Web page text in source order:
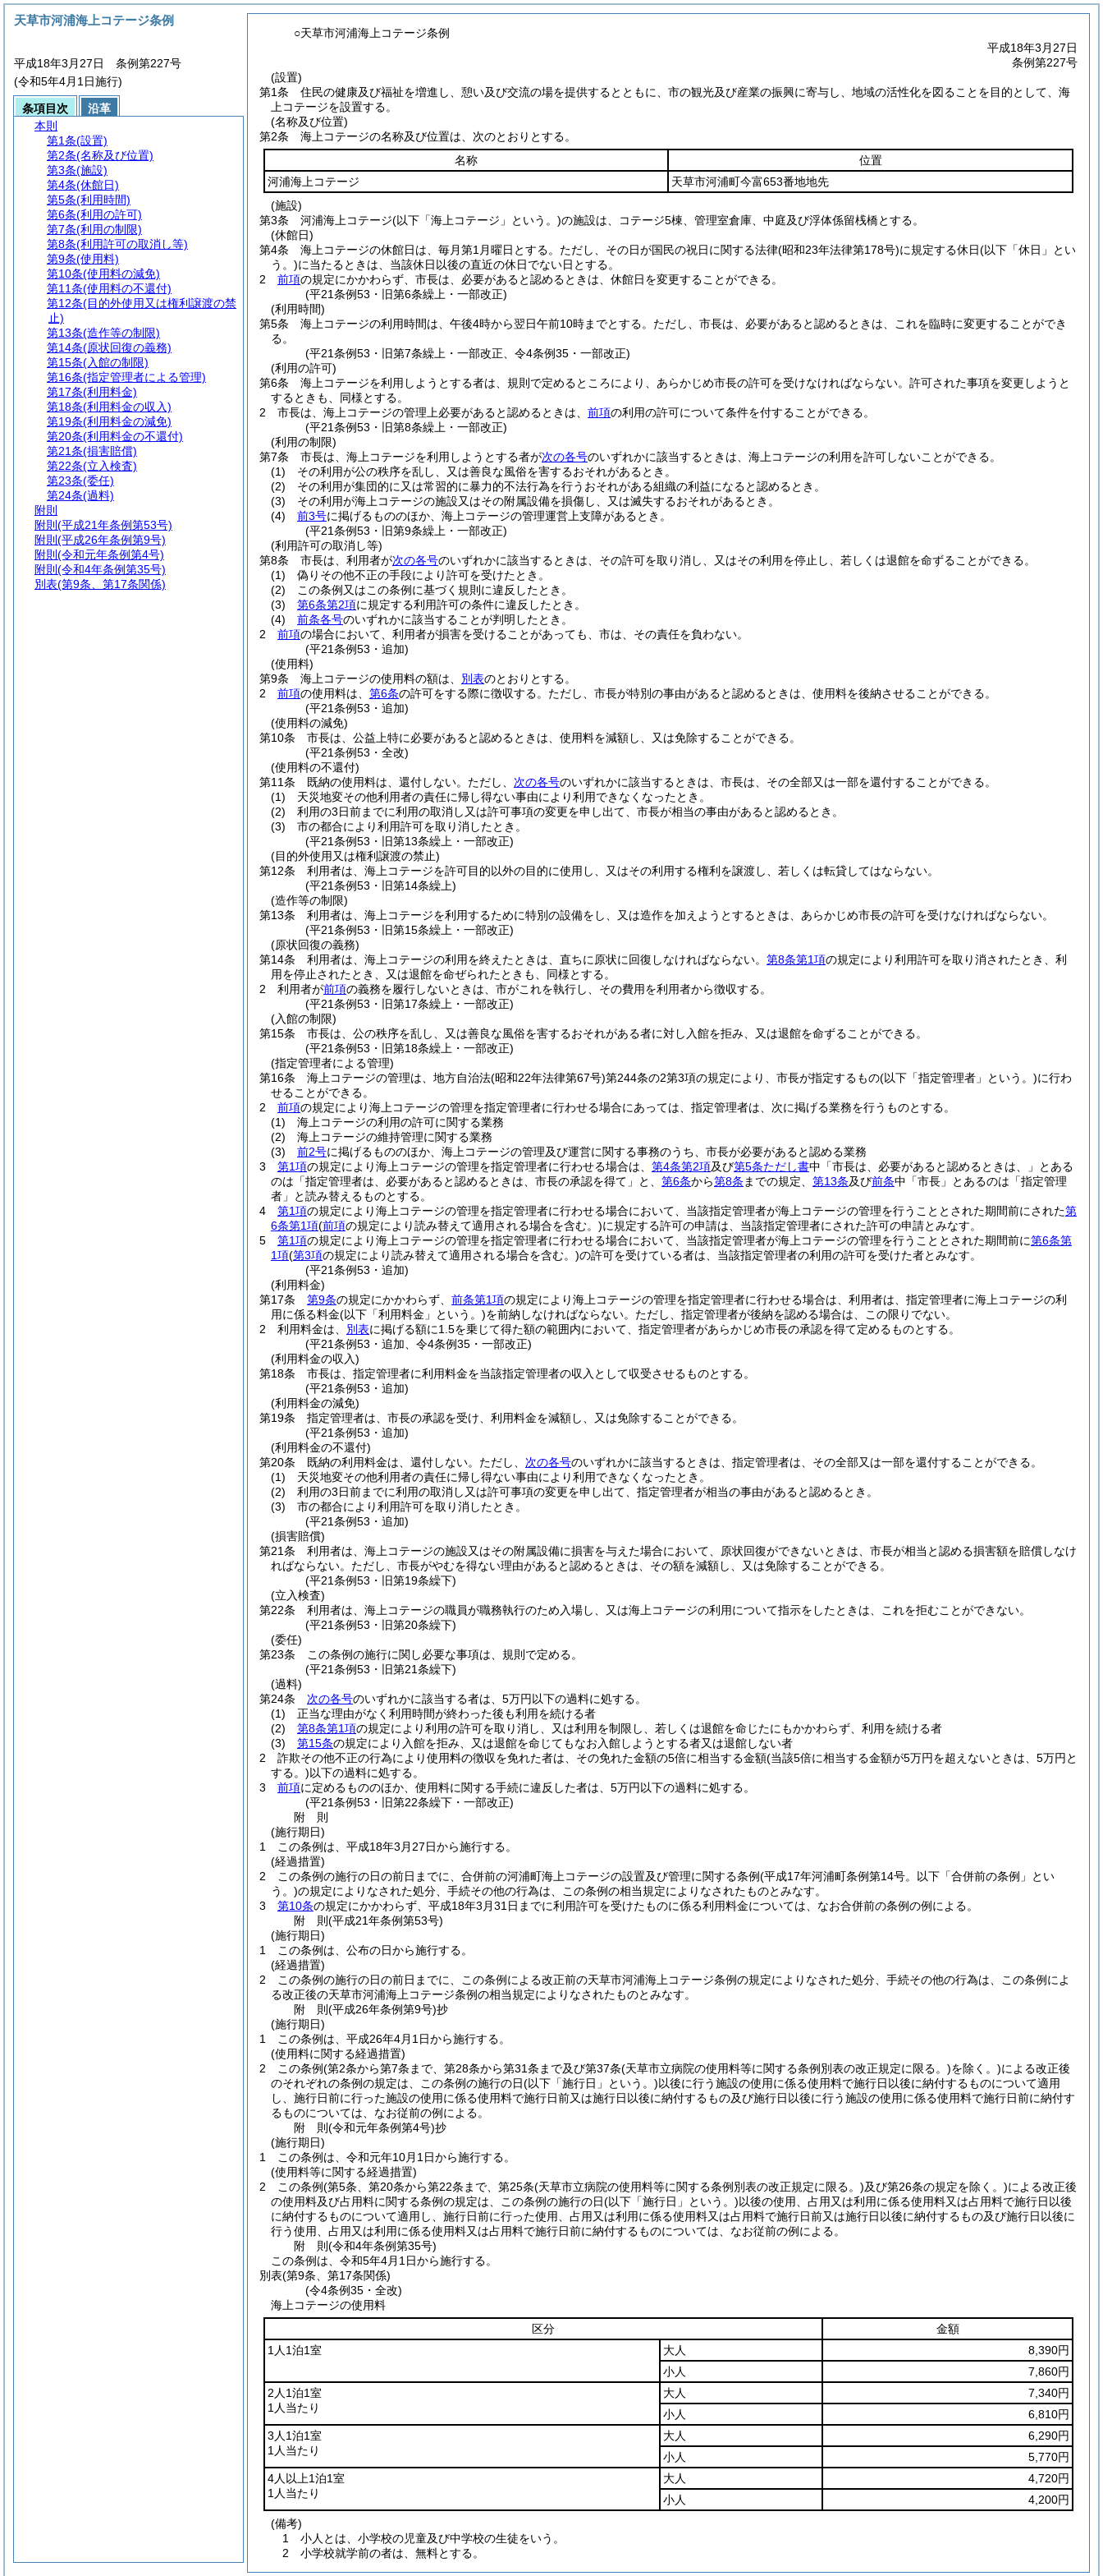
○天草市河浦海上コテージ条例
平成18年3月27日
条例第227号
(設置)
第1条
住民の健康及び福祉を増進し、憩い及び交流の場を提供するとともに、市の観光及び産業の振興に寄与し、地域の活性化を図ることを目的として、海
上コテージを設置する。
(名称及び位置)
第2条
海上コテージの名称及び位置は、次のとおりとする。
名称
位置
河浦海上コテージ
天草市河浦町今富653番地地先
(施設)
第3条
河浦海上コテージ(以下「海上コテージ」という。)の施設は、コテージ5棟、管理室倉庫、中庭及び浮体係留桟橋とする。
(休館日)
第4条
海上コテージの休館日は、毎月第1月曜日とする。 ただし、その日が国民の祝日に関する法律(昭和23年法律第178号)に規定する休日(以下「休日」とい
う。)に当たるときは、当該休日以後の直近の休日でない日とする。
2
前項の規定にかかわらず、市長は、必要があると認めるときは、休館日を変更することができる。
(平21条例53・旧第6条繰上・一部改正)
(利用時間)
第5条
海上コテージの利用時間は、午後4時から翌日午前10時までとする。 ただし、市長は、必要があると認めるときは、これを臨時に変更することができ
る。
(平21条例53・旧第7条繰上・一部改正、令4条例35・一部改正)
(利用の許可)
第6条
海上コテージを利用しようとする者は、規則で定めるところにより、あらかじめ市長の許可を受けなければならない。 許可された事項を変更しようと
するときも、同様とする。
2
市長は、海上コテージの管理上必要があると認めるときは、 前項の利用の許可について条件を付することができる。
(平21条例53・旧第8条繰上・一部改正)
(利用の制限)
第7条
市長は、海上コテージを利用しようとする者が次の各号のいずれかに該当するときは、海上コテージの利用を許可しないことができる。
(1)
その利用が公の秩序を乱し、又は善良な風俗を害するおそれがあるとき。
(2)
その利用が集団的に又は常習的に暴力的不法行為を行うおそれがある組織の利益になると認めるとき。
(3)
その利用が海上コテージの施設又はその附属設備を損傷し、又は滅失するおそれがあるとき。
(4)
前3号に掲げるもののほか、海上コテージの管理運営上支障があるとき。
(平21条例53・旧第9条繰上・一部改正)
(利用許可の取消し等)
第8条
市長は、利用者が次の各号のいずれかに該当するときは、その許可を取り消し、又はその利用を停止し、若しくは退館を命ずることができる。
(1)
偽りその他不正の手段により許可を受けたとき。
(2)
この条例又はこの条例に基づく規則に違反したとき。
(3)
第6条第2項に規定する利用許可の条件に違反したとき。
(4)
前条各号のいずれかに該当することが判明したとき。
2
前項の場合において、利用者が損害を受けることがあっても、市は、その責任を負わない。
(平21条例53・追加)
(使用料)
第9条
海上コテージの使用料の額は、 別表のとおりとする。
2
前項の使用料は、 第6条の許可をする際に徴収する。 ただし、市長が特別の事由があると認めるときは、使用料を後納させることができる。
(平21条例53・追加)
(使用料の減免)
第10条
市長は、公益上特に必要があると認めるときは、使用料を減額し、又は免除することができる。
(平21条例53・全改)
(使用料の不還付)
第11条
既納の使用料は、還付しない。 ただし、 次の各号のいずれかに該当するときは、市長は、その全部又は一部を還付することができる。
(1)
天災地変その他利用者の責任に帰し得ない事由により利用できなくなったとき。
(2)
利用の3日前までに利用の取消し又は許可事項の変更を申し出て、市長が相当の事由があると認めるとき。
(3)
市の都合により利用許可を取り消したとき。
(平21条例53・旧第13条繰上・一部改正)
(目的外使用又は権利譲渡の禁止)
第12条
利用者は、海上コテージを許可目的以外の目的に使用し、又はその利用する権利を譲渡し、若しくは転貸してはならない。
(平21条例53・旧第14条繰上)
(造作等の制限)
第13条
利用者は、海上コテージを利用するために特別の設備をし、又は造作を加えようとするときは、あらかじめ市長の許可を受けなければならない。
(平21条例53・旧第15条繰上・一部改正)
(原状回復の義務)
第14条
利用者は、海上コテージの利用を終えたときは、直ちに原状に回復しなければならない。 第8条第1項の規定により利用許可を取り消されたとき、利
用を停止されたとき、又は退館を命ぜられたときも、同様とする。
2
利用者が前項の義務を履行しないときは、市がこれを執行し、その費用を利用者から徴収する。
(平21条例53・旧第17条繰上・一部改正)
(入館の制限)
第15条
市長は、公の秩序を乱し、又は善良な風俗を害するおそれがある者に対し入館を拒み、又は退館を命ずることができる。
(平21条例53・旧第18条繰上・一部改正)
(指定管理者による管理)
第16条
海上コテージの管理は、地方自治法(昭和22年法律第67号)第244条の2第3項の規定により、市長が指定するもの(以下「指定管理者」という。)に行わ
せることができる。
2
前項の規定により海上コテージの管理を指定管理者に行わせる場合にあっては、指定管理者は、次に掲げる業務を行うものとする。
(1)
海上コテージの利用の許可に関する業務
(2)
海上コテージの維持管理に関する業務
(3)
前2号に掲げるもののほか、海上コテージの管理及び運営に関する事務のうち、市長が必要があると認める業務
3
第1項の規定により海上コテージの管理を指定管理者に行わせる場合は、 第4条第2項及び第5条ただし書中「市長は、必要があると認めるときは、」とある
のは「指定管理者は、必要があると認めるときは、市長の承認を得て」と、 第6条から第8条 までの規定、 第13条及び前条中「市長」とあるのは「指定管理
者」と読み替えるものとする。
4
第1項の規定により海上コテージの管理を指定管理者に行わせる場合において、当該指定管理者が海上コテージの管理を行うこととされた期間前にされた第
6条第1項(前項の規定により読み替えて適用される場合を含む。)に規定する許可の申請は、当該指定管理者にされた許可の申請とみなす。
5
第1項の規定により海上コテージの管理を指定管理者に行わせる場合において、当該指定管理者が海上コテージの管理を行うこととされた期間前に第6条第
1項(第3項の規定により読み替えて適用される場合を含む。)の許可を受けている者は、当該指定管理者の利用の許可を受けた者とみなす。
(平21条例53・追加)
(利用料金)
第17条
第9条の規定にかかわらず、 前条第1項の規定により海上コテージの管理を指定管理者に行わせる場合は、利用者は、指定管理者に海上コテージの利
用に係る料金(以下「利用料金」という。)を前納しなければならない。 ただし、指定管理者が後納を認める場合は、この限りでない。
2
利用料金は、 別表に掲げる額に1.5を乗じて得た額の範囲内において、指定管理者があらかじめ市長の承認を得て定めるものとする。
(平21条例53・追加、令4条例35・一部改正)
(利用料金の収入)
第18条
市長は、指定管理者に利用料金を当該指定管理者の収入として収受させるものとする。
(平21条例53・追加)
(利用料金の減免)
第19条
指定管理者は、市長の承認を受け、利用料金を減額し、又は免除することができる。
(平21条例53・追加)
(利用料金の不還付)
第20条
既納の利用料金は、還付しない。 ただし、 次の各号のいずれかに該当するときは、指定管理者は、その全部又は一部を還付することができる。
(1)
天災地変その他利用者の責任に帰し得ない事由により利用できなくなったとき。
(2)
利用の3日前までに利用の取消し又は許可事項の変更を申し出て、指定管理者が相当の事由があると認めるとき。
(3)
市の都合により利用許可を取り消したとき。
(平21条例53・追加)
(損害賠償)
第21条
利用者は、海上コテージの施設又はその附属設備に損害を与えた場合において、原状回復ができないときは、市長が相当と認める損害額を賠償しなけ
ればならない。 ただし、市長がやむを得ない理由があると認めるときは、その額を減額し、又は免除することができる。
(平21条例53・旧第19条繰下)
(立入検査)
第22条
利用者は、海上コテージの職員が職務執行のため入場し、又は海上コテージの利用について指示をしたときは、これを拒むことができない。
(平21条例53・旧第20条繰下)
(委任)
第23条
この条例の施行に関し必要な事項は、規則で定める。
(平21条例53・旧第21条繰下)
(過料)
第24条
次の各号のいずれかに該当する者は、5万円以下の過料に処する。
(1)
正当な理由がなく利用時間が終わった後も利用を続ける者
(2)
第8条第1項の規定により利用の許可を取り消し、又は利用を制限し、若しくは退館を命じたにもかかわらず、利用を続ける者
(3)
第15条の規定により入館を拒み、又は退館を命じてもなお入館しようとする者又は退館しない者
2
詐欺その他不正の行為により使用料の徴収を免れた者は、その免れた金額の5倍に相当する金額(当該5倍に相当する金額が5万円を超えないときは、5万円と
する。)以下の過料に処する。
3
前項に定めるもののほか、使用料に関する手続に違反した者は、5万円以下の過料に処する。
(平21条例53・旧第22条繰下・一部改正)
附 則
(施行期日)
1
この条例は、平成18年3月27日から施行する。
(経過措置)
2
この条例の施行の日の前日までに、合併前の河浦町海上コテージの設置及び管理に関する条例(平成17年河浦町条例第14号。以下「合併前の条例」とい
う。)の規定によりなされた処分、手続その他の行為は、この条例の相当規定によりなされたものとみなす。
3
第10条の規定にかかわらず、平成18年3月31日までに利用許可を受けたものに係る利用料金については、なお合併前の条例の例による。
附 則(平成21年条例第53号)
(施行期日)
1
この条例は、公布の日から施行する。
(経過措置)
2
この条例の施行の日の前日までに、この条例による改正前の天草市河浦海上コテージ条例の規定によりなされた処分、手続その他の行為は、この条例によ
る改正後の天草市河浦海上コテージ条例の相当規定によりなされたものとみなす。
附 則(平成26年条例第9号)抄
(施行期日)
1
この条例は、平成26年4月1日から施行する。
(使用料に関する経過措置)
2
この条例(第2条から第7条まで、第28条から第31条まで及び第37条(天草市立病院の使用料等に関する条例別表の改正規定に限る。)を除く。)による改正後
のそれぞれの条例の規定は、この条例の施行の日(以下「施行日」という。)以後に行う施設の使用に係る使用料で施行日以後に納付するものについて適用
し、施行日前に行った施設の使用に係る使用料で施行日前又は施行日以後に納付するもの及び施行日以後に行う施設の使用に係る使用料で施行日前に納付す
るものについては、なお従前の例による。
附 則(令和元年条例第4号)抄
(施行期日)
1
この条例は、令和元年10月1日から施行する。
(使用料等に関する経過措置)
2
この条例(第5条、第20条から第22条まで、第25条(天草市立病院の使用料等に関する条例別表の改正規定に限る。)及び第26条の規定を除く。)による改正後
の使用料及び占用料に関する条例の規定は、この条例の施行の日(以下「施行日」という。)以後の使用、占用又は利用に係る使用料又は占用料で施行日以後
に納付するものについて適用し、施行日前に行った使用、占用又は利用に係る使用料又は占用料で施行日前又は施行日以後に納付するもの及び施行日以後に
行う使用、占用又は利用に係る使用料又は占用料で施行日前に納付するものについては、なお従前の例による。
附 則(令和4年条例第35号)
この条例は、令和5年4月1日から施行する。
別表(第9条、第17条関係)
(令4条例35・全改)
海上コテージの使用料
区分
金額
1人1泊1室
大人
8,390円
小人
7,860円
2人1泊1室
1人当たり
大人
7,340円
小人
6,810円
3人1泊1室
1人当たり
大人
6,290円
小人
5,770円
4人以上1泊1室
1人当たり
大人
4,720円
小人
4,200円
(備考)
1 小人とは、小学校の児童及び中学校の生徒をいう。
2 小学校就学前の者は、無料とする。
天草市河浦海上コテージ条例
平成18年3月27日 条例第227号
(令和5年4月1日施行)
条項目次
沿革
本則
第1条(設置)
第2条(名称及び位置)
第3条(施設)
第4条(休館日)
第5条(利用時間)
第6条(利用の許可)
第7条(利用の制限)
第8条(利用許可の取消し等)
第9条(使用料)
第10条(使用料の減免)
第11条(使用料の不還付)
第12条(目的外使用又は権利譲渡の禁
止)
第13条(造作等の制限)
第14条(原状回復の義務)
第15条(入館の制限)
第16条(指定管理者による管理)
第17条(利用料金)
第18条(利用料金の収入)
第19条(利用料金の減免)
第20条(利用料金の不還付)
第21条(損害賠償)
第22条(立入検査)
第23条(委任)
第24条(過料)
附則
附則 (平成21年条例第53号)
附則 (平成26年条例第9号)
附則 (令和元年条例第4号)
附則 (令和4年条例第35号)
別表(第9条、第17条関係)